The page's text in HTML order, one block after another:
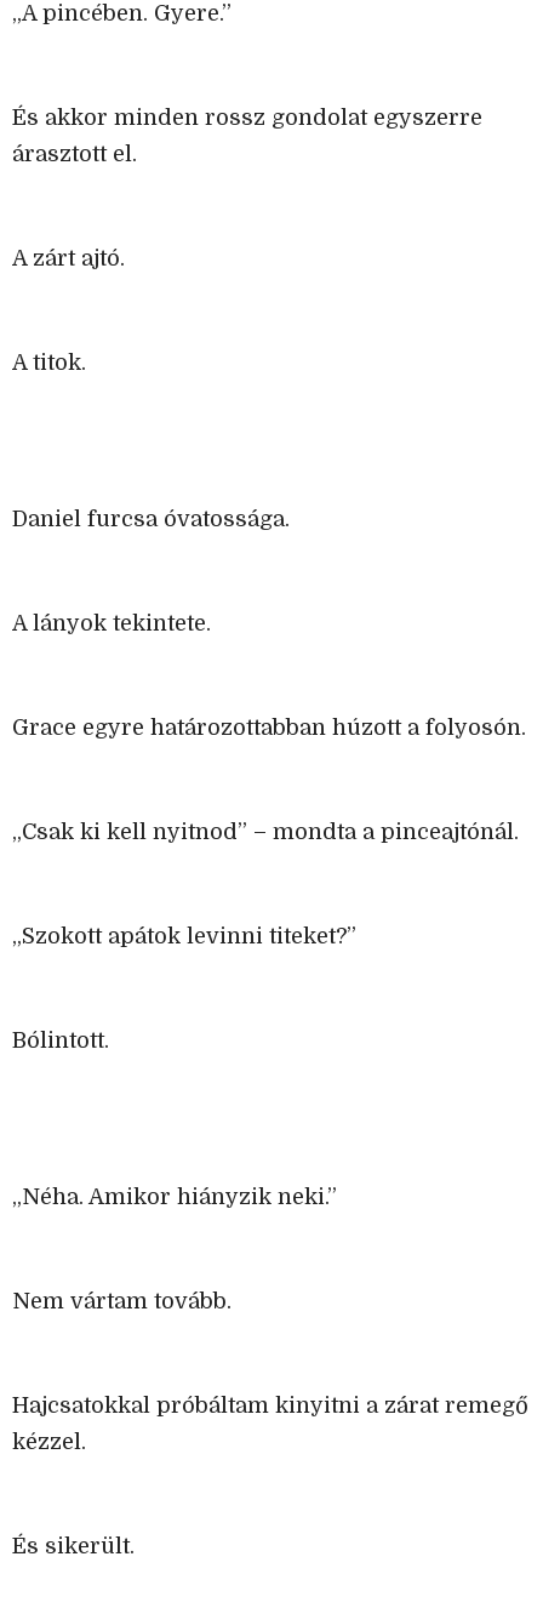
„A pincében. Gyere.”
És akkor minden rossz gondolat egyszerre
árasztott el.
A zárt ajtó.
A titok.
Daniel furcsa óvatossága.
A lányok tekintete.
Grace egyre határozottabban húzott a folyosón.
„Csak ki kell nyitnod” – mondta a pinceajtónál.
„Szokott apátok levinni titeket?”
Bólintott.
„Néha. Amikor hiányzik neki.”
Nem vártam tovább.
Hajcsatokkal próbáltam kinyitni a zárat remegő
kézzel.
És sikerült.